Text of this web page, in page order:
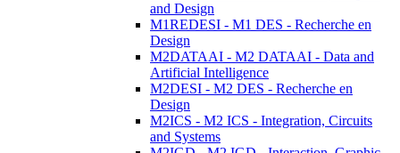
and Design
M1REDESI - M1 DES - Recherche en
Design
M2DATAAI - M2 DATAAI - Data and
Artificial Intelligence
M2DESI - M2 DES - Recherche en
Design
M2ICS - M2 ICS - Integration, Circuits
and Systems